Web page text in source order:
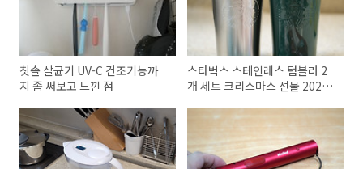
칫솔 살균기 UV-C 건조기능까
지 좀 써보고 느낀 점
스타벅스 스테인레스 텀블러 2
개 세트 크리스마스 선물 2022